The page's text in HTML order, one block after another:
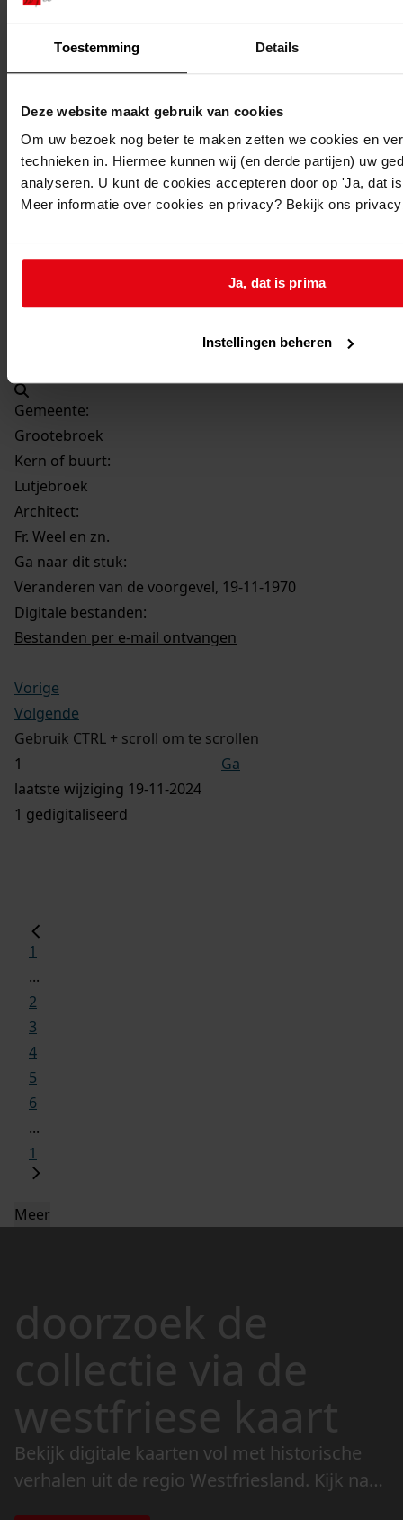
Toestemming Details
Deze website maakt gebruik van cookies
Om uw bezoek nog beter te maken zetten we cookies en
technieken in. Hiermee kunnen wij (en derde partijen) uw
analyseren. U kunt de cookies accepteren door op 'Ja, dat
Meer informatie over cookies en privacy? Bekijk ons
Ja, dat is prima
Instellingen beheren
19-11-1970
Beschrijving:
19-11-1970
Adres:
Lutjebroek, 2e Rozenstraat 11
Gemeente:
Grootebroek
Kern of buurt:
Lutjebroek
Architect:
Fr. Weel en zn.
Ga naar dit stuk:
Veranderen van de voorgevel, 19-11-1970
Digitale bestanden:
Bestanden per e-mail ontvangen
Vorige
Volgende
Gebruik CTRL + scroll om te scrollen
Ga
laatste wijziging 19-11-2024
1 gedigitaliseerd
1
...
2
3
4
5
6
...
1
Meer
doorzoek de
collectie via de
westfriese kaart
Bekijk digitale kaarten vol met historische
verhalen uit de regio Westfriesland. Kijk naar